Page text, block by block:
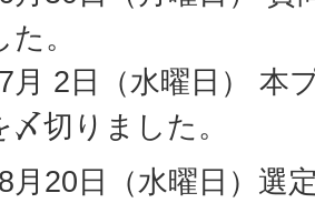
。
7月 2日（水曜日） 本
切りました。
月20日（水曜日）選